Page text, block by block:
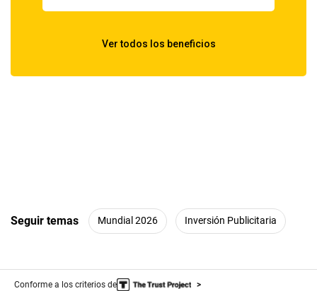
Seguir temas Mundial 2026 Inversión Publicitaria
Conforme a los criterios de